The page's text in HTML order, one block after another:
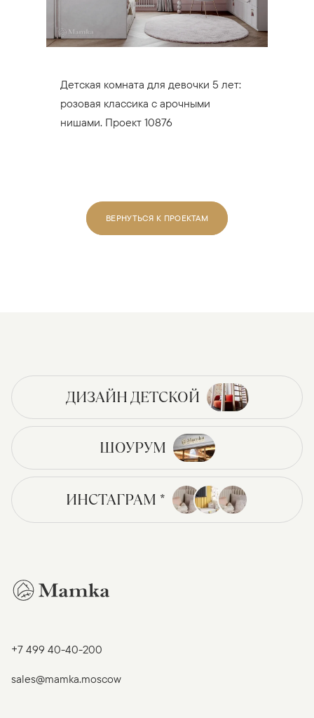
Детская комната для девочки 5 лет:
розовая классика с арочными
нишами. Проект 10876
ВЕРНУТЬСЯ К ПРОЕКТАМ
ДИЗАЙН ДЕТСКОЙ
ШОУРУМ
ИНСТАГРАМ *
+7 499 40-40-200
sales@mamka.moscow